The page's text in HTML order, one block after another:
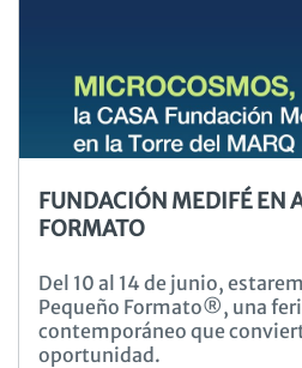
FUNDACIÓN MEDIFÉ EN
FORMATO
Del 10 al 14 de junio,
Pequeño Formato®, una
contemporáneo que
oportunidad.